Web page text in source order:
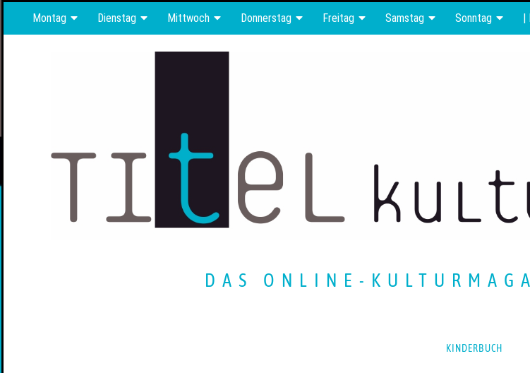
Montag Dienstag Mittwoch Donnerstag Freitag Samstag Sonntag |
DAS ONLINE-
KINDERBUCH